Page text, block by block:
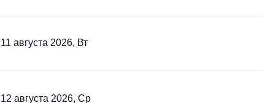
11 августа 2026, Вт
12 августа 2026, Ср